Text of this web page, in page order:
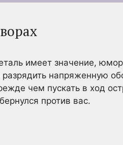
имеет значение,
напряженную
чем пускать в ход
против вас.